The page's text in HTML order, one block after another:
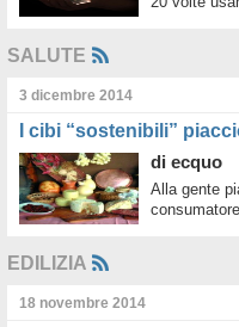
SALUTE
3 dicembre 2014
I cibi “sostenibili”
di ecquo
Alla gente
EDILIZIA
18 novembre 2014